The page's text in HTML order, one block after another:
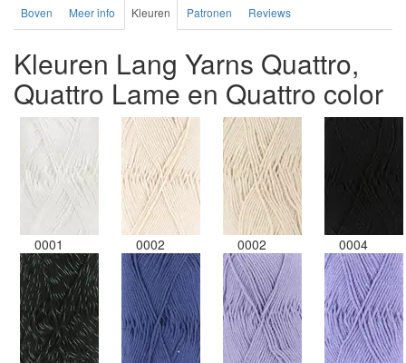
Boven Meer info Kleuren Patronen Reviews
Kleuren Lang Yarns Quattro,
Quattro Lame en Quattro color
0001 0002 0002 0004